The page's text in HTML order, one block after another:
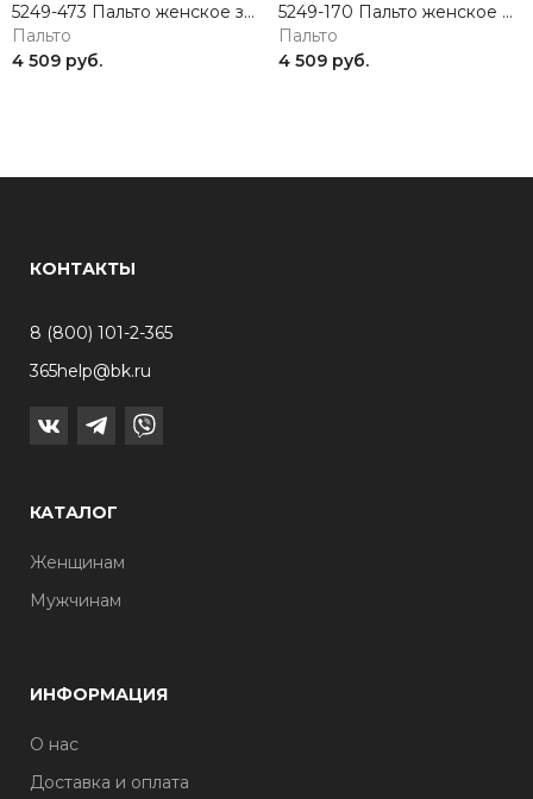
5249-473 Пальто женское зеленый ICEBEAR
Пальто
4 509 руб.
5249-170 Пальто женское коричневый ICEBEAR
Пальто
4 509 руб.
КОНТАКТЫ
8 (800) 101-2-365
365help@bk.ru
КАТАЛОГ
Женщинам
Мужчинам
ИНФОРМАЦИЯ
О нас
Доставка и оплата